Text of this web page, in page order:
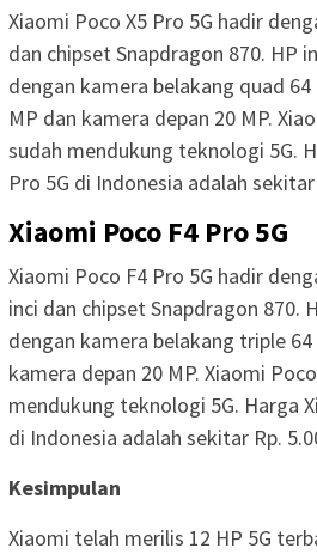
Xiaomi Poco X5 Pro 5G hadir
dan chipset Snapdragon 870. HP
dengan kamera belakang quad 64
MP dan kamera depan 20 MP.
sudah mendukung teknologi 5G.
Pro 5G di Indonesia adalah sekitar
Xiaomi Poco F4 Pro 5G
Xiaomi Poco F4 Pro 5G hadir
inci dan chipset Snapdragon 870.
dengan kamera belakang triple
kamera depan 20 MP. Xiaomi
mendukung teknologi 5G. Harga
di Indonesia adalah sekitar Rp.
Kesimpulan
Xiaomi telah merilis 12 HP 5G